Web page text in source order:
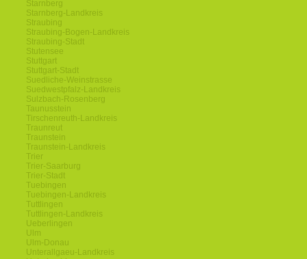
Starnberg
Starnberg-Landkreis
Straubing
Straubing-Bogen-Landkreis
Straubing-Stadt
Stutensee
Stuttgart
Stuttgart-Stadt
Suedliche-Weinstrasse
Suedwestpfalz-Landkreis
Sulzbach-Rosenberg
Taunusstein
Tirschenreuth-Landkreis
Traunreut
Traunstein
Traunstein-Landkreis
Trier
Trier-Saarburg
Trier-Stadt
Tuebingen
Tuebingen-Landkreis
Tuttlingen
Tuttlingen-Landkreis
Ueberlingen
Ulm
Ulm-Donau
Unterallgaeu-Landkreis